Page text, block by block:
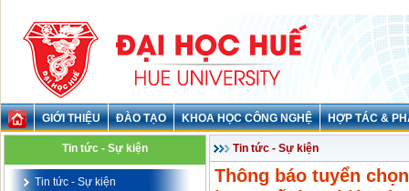
GIỚI THIỆU ĐÀO TẠO KHOA HỌC CÔNG NGHỆ HỢP TÁC &
Tin tức - Sự kiện
Tin tức - Sự kiện
Tin tức - Sự kiện
Thông báo tuyển